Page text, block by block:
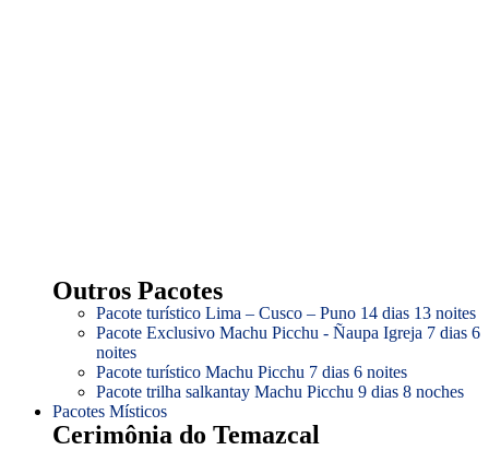
Outros Pacotes
Pacote turístico Lima – Cusco – Puno 14 dias 13 noites
Pacote Exclusivo Machu Picchu - Ñaupa Igreja 7 dias 6
noites
Pacote turístico Machu Picchu 7 dias 6 noites
Pacote trilha salkantay Machu Picchu 9 dias 8 noches
Pacotes Místicos
Cerimônia do Temazcal